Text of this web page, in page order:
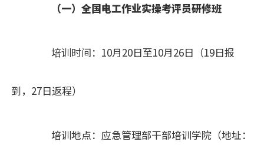
（一）全国电工作业实操考评员研修班
培训时间：10月20日至10月26日（19日报
到，27日返程）
培训地点：应急管理部干部培训学院（地址：